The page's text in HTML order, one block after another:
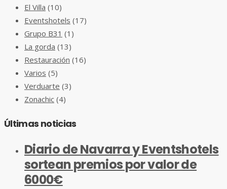
El Villa (10)
Eventshotels (17)
Grupo B31 (1)
La gorda (13)
Restauración (16)
Varios (5)
Verduarte (3)
Zonachic (4)
Últimas noticias
Diario de Navarra y Eventshotels
sortean premios por valor de
6000€